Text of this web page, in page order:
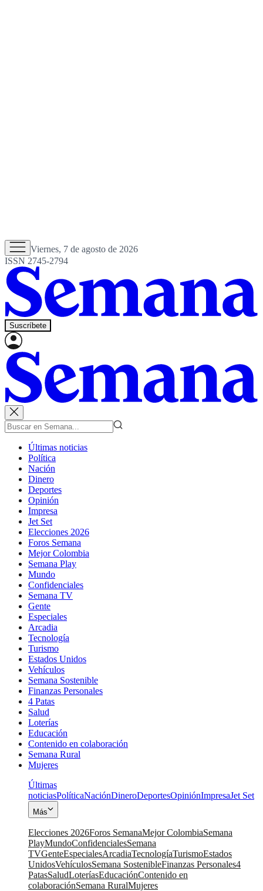
Viernes, 7 de agosto de 2026
ISSN 2745-2794
Suscríbete
Últimas noticias
Política
Nación
Dinero
Deportes
Opinión
Impresa
Jet Set
Elecciones 2026
Foros Semana
Mejor Colombia
Semana Play
Mundo
Confidenciales
Semana TV
Gente
Especiales
Arcadia
Tecnología
Turismo
Estados Unidos
Vehículos
Semana Sostenible
Finanzas Personales
4 Patas
Salud
Loterías
Educación
Contenido en colaboración
Semana Rural
Mujeres
Últimas
noticiasPolíticaNaciónDineroDeportesOpiniónImpresaJet Set
Más
Elecciones 2026Foros SemanaMejor ColombiaSemana
PlayMundoConfidencialesSemana
TVGenteEspecialesArcadiaTecnologíaTurismoEstados
UnidosVehículosSemana SostenibleFinanzas Personales4
PatasSaludLoteríasEducaciónContenido en
colaboraciónSemana RuralMujeres